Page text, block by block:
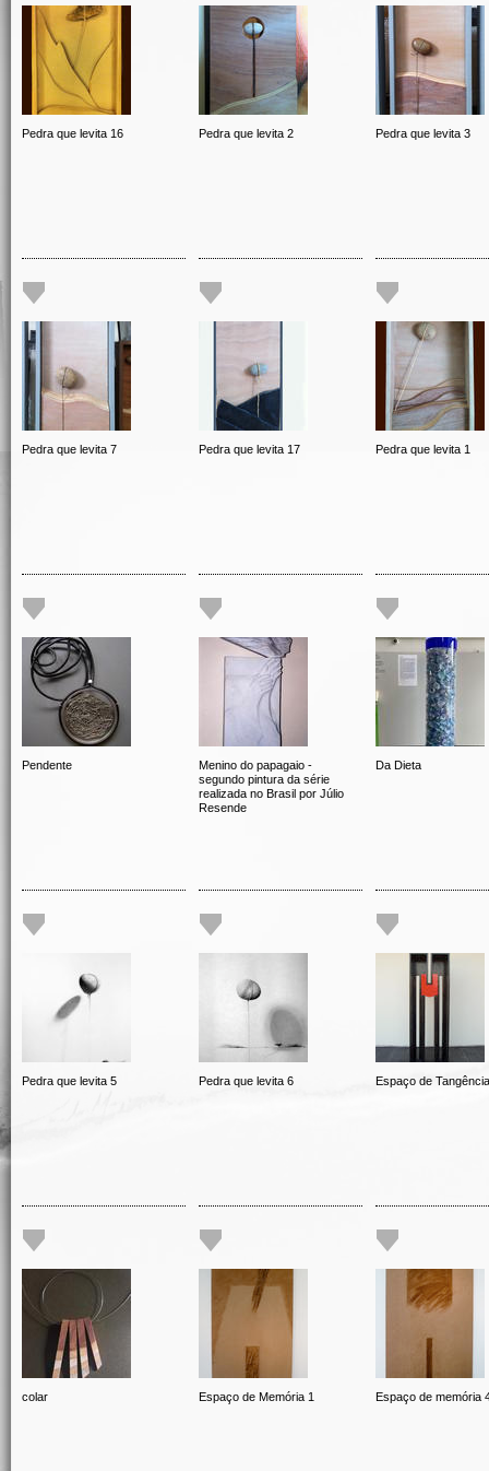
Pedra que levita 16 Pedra que levita 2 Pedra que levita 3
Pedra que levita 7 Pedra que levita 17 Pedra que levita 1
Pendente
Menino do papagaio -
segundo pintura da série
realizada no Brasil por Júlio
Resende
Da Dieta
Pedra que levita 5 Pedra que levita 6 Espaço de Tangência
colar Espaço de Memória 1 Espaço de memória